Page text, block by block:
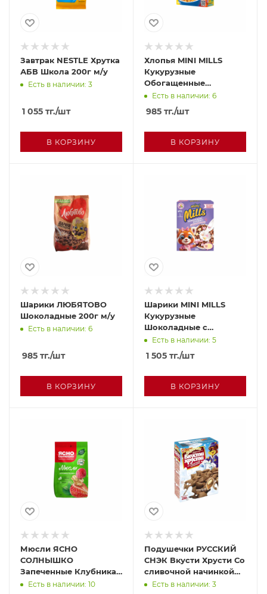
Завтрак NESTLE Хрутка
АБВ Школа 200г м/у
Есть в наличии: 3
1 055 тг./шт
В КОРЗИНУ
Хлопья MINI MILLS
Кукурузные
Обогащенные
витаминами и железом
200г кор
Есть в наличии: 6
985 тг./шт
В КОРЗИНУ
Шарики ЛЮБЯТОВО
Шоколадные 200г м/у
Есть в наличии: 6
985 тг./шт
В КОРЗИНУ
Шарики MINI MILLS
Кукурузные
Шоколадные с
маршмеллоу 200г кор
Есть в наличии: 5
1 505 тг./шт
В КОРЗИНУ
Мюсли ЯСНО
СОЛНЫШКО
Запеченные Клубника
и малина 300г
Есть в наличии: 10
Подушечки РУССКИЙ
СНЭК Вкусти Хрусти Со
сливочной начинкой
250гЕсть в наличии: 3